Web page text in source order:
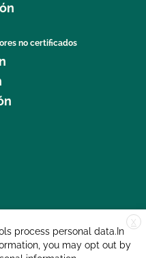
no certificados
X
process personal data.In
you may opt out by